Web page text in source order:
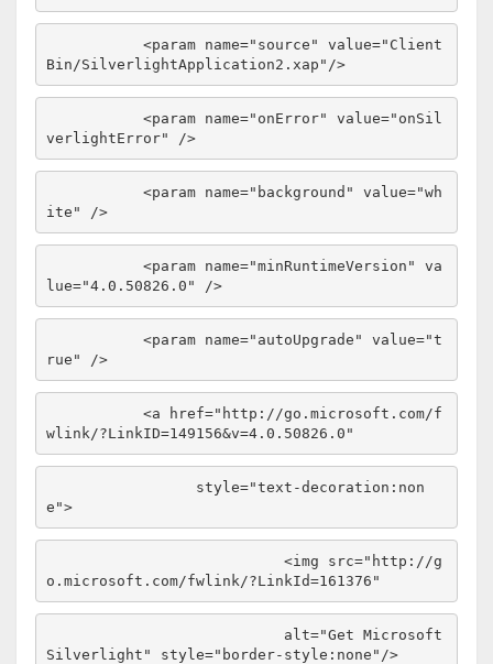
<param name="source" value="Client
Bin/SilverlightApplication2.xap" />
<param name="onError" value="onSil
verlightError"
/>
<param name="background" value="wh
ite"
/>
<param name="minRuntimeVersion"
va
lue="4.0.50826.0" />
<param name="autoUpgrade" value="t
rue"
/>
<a href="http://go.microsoft.com/f
wlink/?LinkID=149156&v=4.0.50826.0"
style="text-decoration:non
e">
<img src="http://g
o.microsoft.com/fwlink/?LinkId=161376"
alt="Get Microsoft
Silverlight"
style="border-style:none" />